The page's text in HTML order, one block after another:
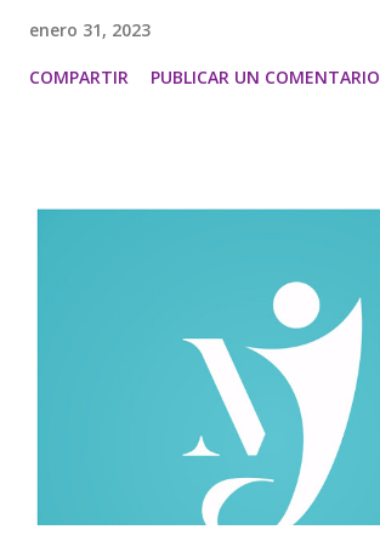
enero 31, 2023
COMPARTIR PUBLICAR UN COMENTARIO